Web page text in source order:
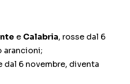
e Calabria, rosse dal 6
arancioni;
dal 6 novembre, diventa